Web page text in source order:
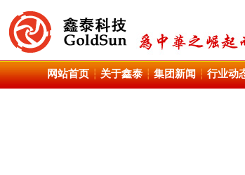
网站首页┆关于鑫泰┆集团新闻┆行业动